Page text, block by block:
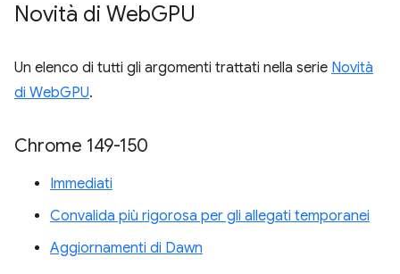
Novità di WebGPU
Un elenco di tutti gli argomenti trattati nella serie Novità
di WebGPU.
Chrome 149-150
Immediati
Convalida più rigorosa per gli allegati temporanei
Aggiornamenti di Dawn